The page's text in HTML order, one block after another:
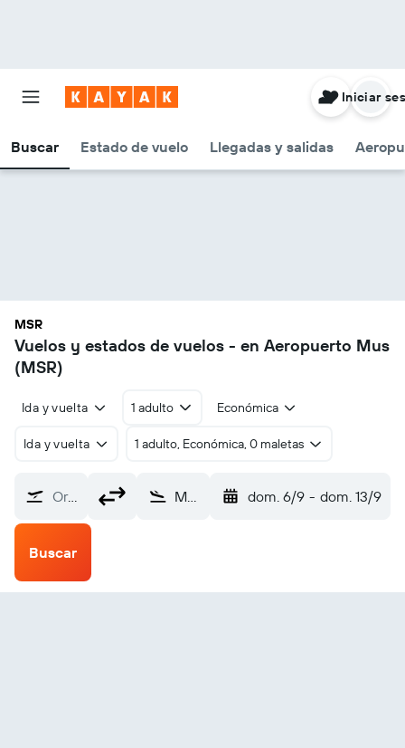
Buscar Estado de vuelo Llegadas y salidas
Iniciar
MSR
Vuelos y estados de vuelos - en Aeropuerto Mus
(MSR)
Ida y vuelta 1 adulto Económica
Ida y vuelta 1 adulto, Económica, 0 maletas
Origen Mus (MSR) dom. 6/9 - dom. 13/9
Buscar